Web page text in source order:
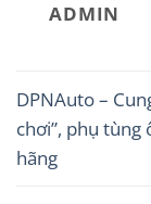
ADMIN
DPNAuto –
chơi”, phụ tùng
hãng